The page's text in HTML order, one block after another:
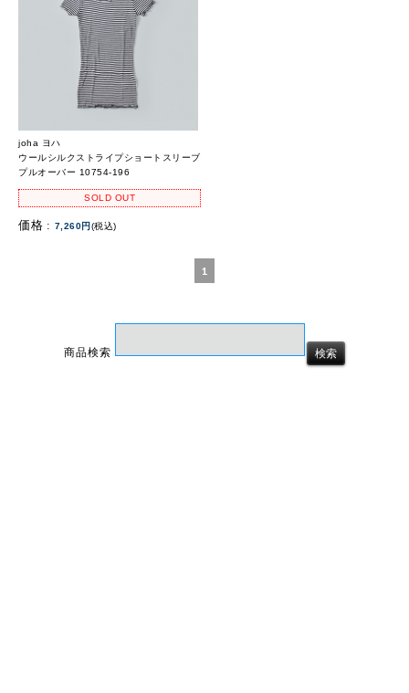
joha ヨハ
ウールシルクストライプショートスリーブ
プルオーバー 10754-196
SOLD OUT
価格 : 7,260円(税込)
1
商品検索